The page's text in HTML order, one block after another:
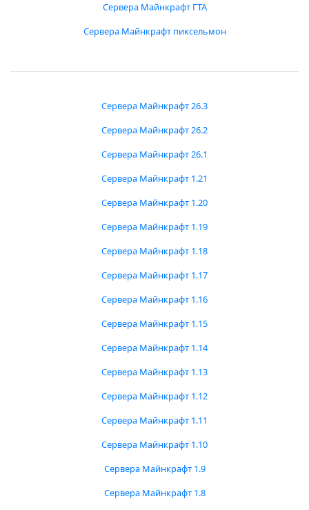
Сервера Майнкрафт ГТА
Сервера Майнкрафт пиксельмон
Сервера Майнкрафт 26.3
Сервера Майнкрафт 26.2
Сервера Майнкрафт 26.1
Сервера Майнкрафт 1.21
Сервера Майнкрафт 1.20
Сервера Майнкрафт 1.19
Сервера Майнкрафт 1.18
Сервера Майнкрафт 1.17
Сервера Майнкрафт 1.16
Сервера Майнкрафт 1.15
Сервера Майнкрафт 1.14
Сервера Майнкрафт 1.13
Сервера Майнкрафт 1.12
Сервера Майнкрафт 1.11
Сервера Майнкрафт 1.10
Сервера Майнкрафт 1.9
Сервера Майнкрафт 1.8